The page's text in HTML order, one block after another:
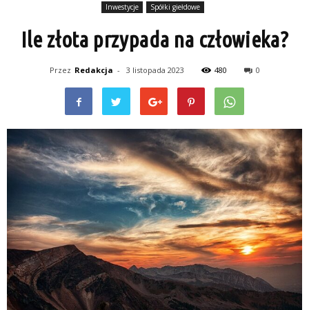
Inwestycje Spółki giełdowe
Ile złota przypada na człowieka?
Przez Redakcja - 3 listopada 2023 480 0